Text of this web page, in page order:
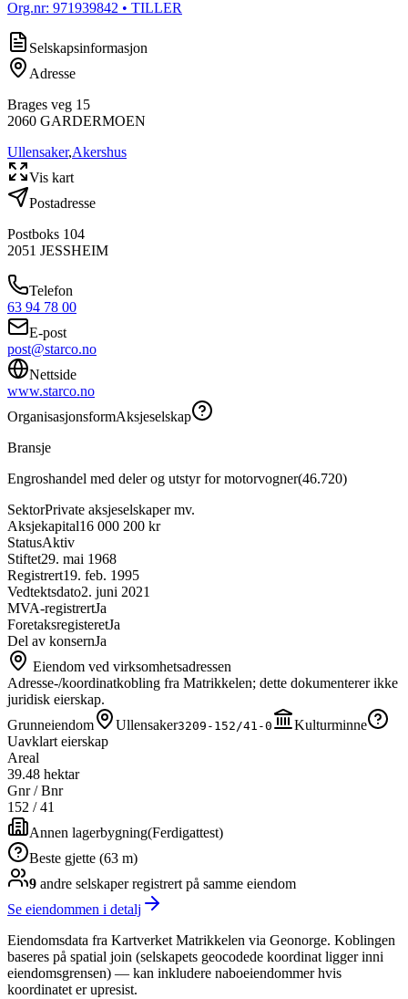
Org.nr: 971939842 • TILLER
Selskapsinformasjon
Adresse
Brages veg 15
2060 GARDERMOEN
Ullensaker,Akershus
Vis kart
Postadresse
Postboks 104
2051 JESSHEIM
Telefon
63 94 78 00
E-post
post@starco.no
Nettside
www.starco.no
OrganisasjonsformAksjeselskap
Bransje
Engroshandel med deler og utstyr for motorvogner(46.720)
SektorPrivate aksjeselskaper mv.
Aksjekapital16 000 200 kr
StatusAktiv
Stiftet29. mai 1968
Registrert19. feb. 1995
Vedtektsdato2. juni 2021
MVA-registrertJa
ForetaksregisteretJa
Del av konsernJa
Eiendom ved virksomhetsadressen
Adresse-/koordinatkobling fra Matrikkelen; dette dokumenterer ikke
juridisk eierskap.
Grunneiendom
Ullensaker3209-152/41-0
Kulturminne
Uavklart eierskap
Areal
39.48 hektar
Gnr / Bnr
152 /41
Annen lagerbygning(Ferdigattest)
Beste gjette (63 m)
9 andre selskaperregistrert på samme eiendom
Se eiendommen i detalj
Eiendomsdata fra Kartverket Matrikkelen via Geonorge. Koblingen
baseres på spatial join (selskapets geocodede koordinat ligger inni
eiendomsgrensen) — kan inkludere naboeiendommer hvis
koordinatet er upresist.